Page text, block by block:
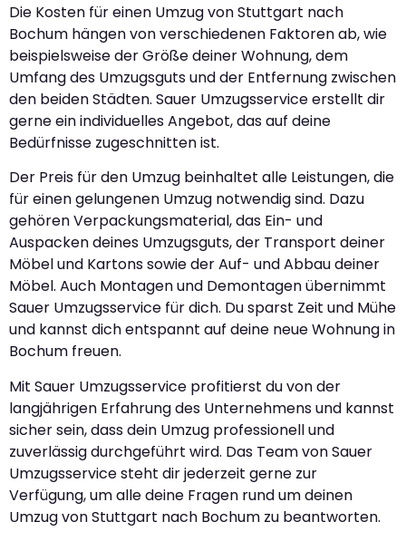
Die Kosten für einen Umzug von Stuttgart nach
Bochum hängen von verschiedenen Faktoren ab, wie
beispielsweise der Größe deiner Wohnung, dem
Umfang des Umzugsguts und der Entfernung zwischen
den beiden Städten. Sauer Umzugsservice erstellt dir
gerne ein individuelles Angebot, das auf deine
Bedürfnisse zugeschnitten ist.
Der Preis für den Umzug beinhaltet alle Leistungen, die
für einen gelungenen Umzug notwendig sind. Dazu
gehören Verpackungsmaterial, das Ein- und
Auspacken deines Umzugsguts, der Transport deiner
Möbel und Kartons sowie der Auf- und Abbau deiner
Möbel. Auch Montagen und Demontagen übernimmt
Sauer Umzugsservice für dich. Du sparst Zeit und Mühe
und kannst dich entspannt auf deine neue Wohnung in
Bochum freuen.
Mit Sauer Umzugsservice profitierst du von der
langjährigen Erfahrung des Unternehmens und kannst
sicher sein, dass dein Umzug professionell und
zuverlässig durchgeführt wird. Das Team von Sauer
Umzugsservice steht dir jederzeit gerne zur
Verfügung, um alle deine Fragen rund um deinen
Umzug von Stuttgart nach Bochum zu beantworten.